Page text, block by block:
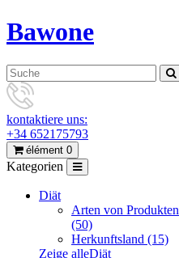
Bawone
kontaktiere uns:
+34 652175793
élément 0
Kategorien
Diät
Arten von Produkten
(50)
Herkunftsland (15)
Zeige alleDiät